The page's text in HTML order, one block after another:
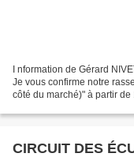
I nformation de Gérard
Je vous confirme notre
côté du marché)" à partir
CIRCUIT DES